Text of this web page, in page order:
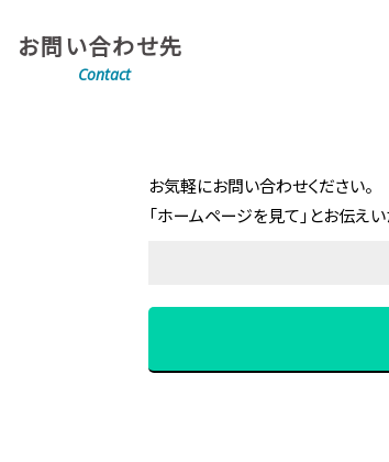
お問い合わせ先
Contact
お気軽にお問い合わせください。
「ホームページを見て」とお伝え